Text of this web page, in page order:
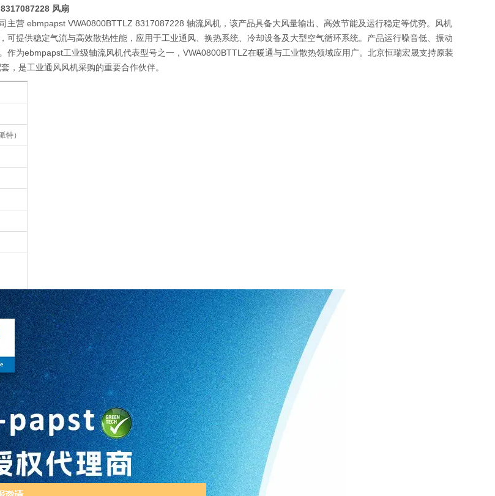
风扇
主营 ebmpapst VWA0800BTTLZ 8317087228 轴流风机，该产品具备大风量输出、高效节能及运行稳定等优势。风机
可提供稳定气流与高效散热性能，应用于工业通风、换热系统、冷却设备及大型空气循环系统。产品运行噪音低、振动
作为ebmpapst工业级轴流风机代表型号之一，VWA0800BTTLZ在暖通与工业散热领域应用广。北京恒瑞宏晟支持原装
，是工业通风风机采购的重要合作伙伴。
特）